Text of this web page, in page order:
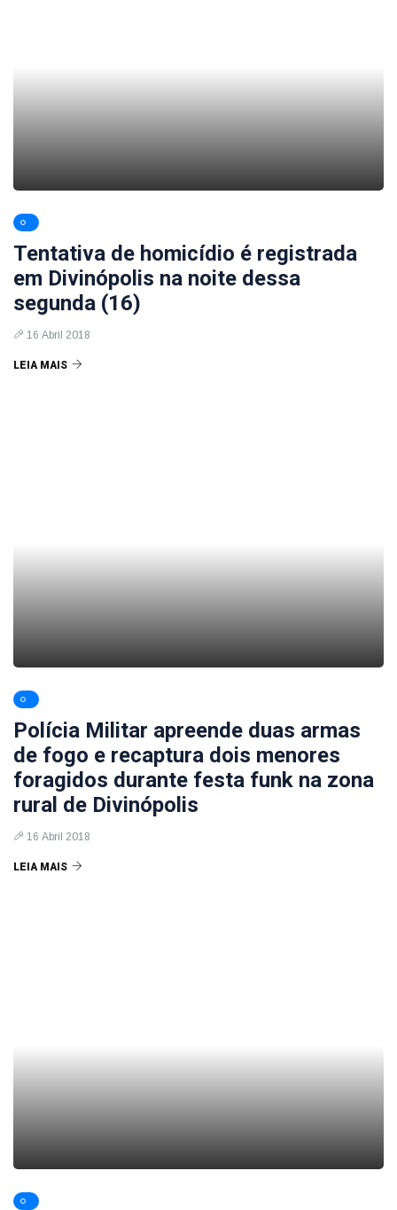
Tentativa de homicídio é registrada
em Divinópolis na noite dessa
segunda (16)
16 Abril 2018
LEIA MAIS
Polícia Militar apreende duas armas
de fogo e recaptura dois menores
foragidos durante festa funk na zona
rural de Divinópolis
16 Abril 2018
LEIA MAIS